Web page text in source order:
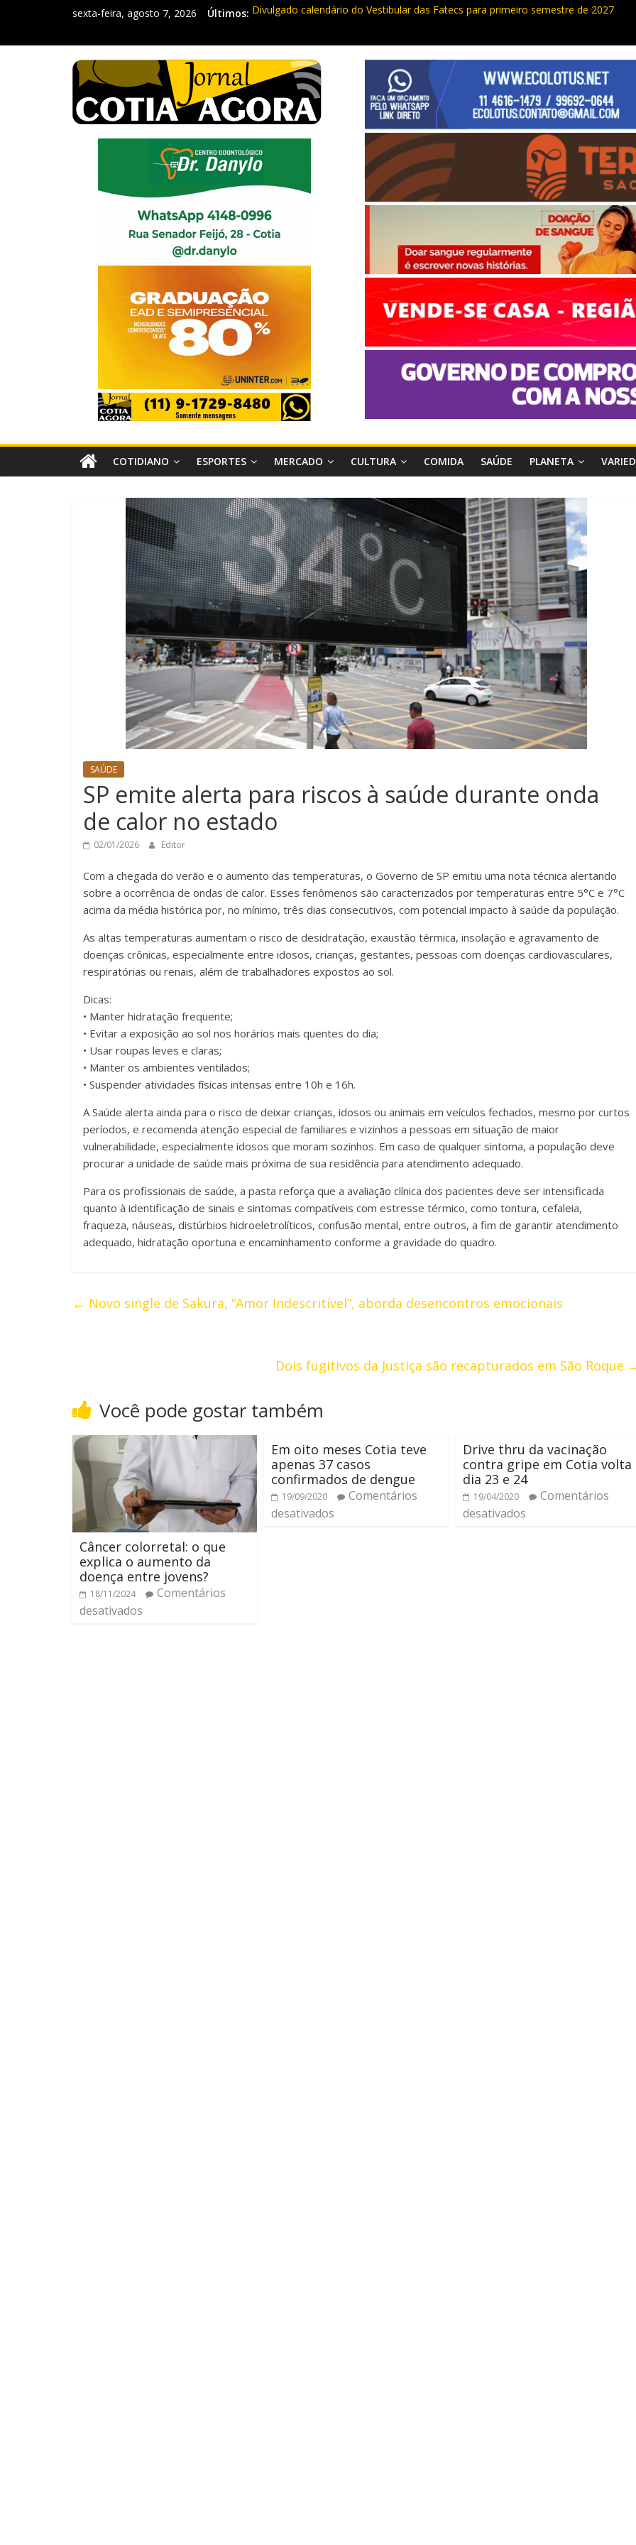
sexta-feira, agosto 7, 2026 Últimos: Divulgado calendário do Vestibular das Fatecs para primeiro semestre de 2027
Morador denuncia furto de cabos em postes na Estrada da Roselândia
Itapevi: Em duas ocorrências, PM recupera carga roubada, caminhão e liberta
Sebrae promove curso de compras públicas em Vargem Grande Paulista
COTIDIANO ESPORTES MERCADO CULTURA COMIDA SAÚDE PLANETA
SAÚDE
SP emite alerta para riscos à saúde durante onda
de calor no estado
02/01/2026 Editor
Com a chegada do verão e o aumento das temperaturas, o Governo de SP emitiu uma nota técnica alertando
sobre a ocorrência de ondas de calor. Esses fenômenos são caracterizados por temperaturas entre 5°C e 7°C
acima da média histórica por, no mínimo, três dias consecutivos, com potencial impacto à saúde da população.
As altas temperaturas aumentam o risco de desidratação, exaustão térmica, insolação e agravamento de
doenças crônicas, especialmente entre idosos, crianças, gestantes, pessoas com doenças cardiovasculares,
respiratórias ou renais, além de trabalhadores expostos ao sol.
Dicas:
• Manter hidratação frequente;
• Evitar a exposição ao sol nos horários mais quentes do dia;
• Usar roupas leves e claras;
• Manter os ambientes ventilados;
• Suspender atividades físicas intensas entre 10h e 16h.
A Saúde alerta ainda para o risco de deixar crianças, idosos ou animais em veículos fechados, mesmo por curtos
períodos, e recomenda atenção especial de familiares e vizinhos a pessoas em situação de maior
vulnerabilidade, especialmente idosos que moram sozinhos. Em caso de qualquer sintoma, a população deve
procurar a unidade de saúde mais próxima de sua residência para atendimento adequado.
Para os profissionais de saúde, a pasta reforça que a avaliação clínica dos pacientes deve ser intensificada
quanto à identificação de sinais e sintomas compatíveis com estresse térmico, como tontura, cefaleia,
fraqueza, náuseas, distúrbios hidroeletrolíticos, confusão mental, entre outros, a fim de garantir atendimento
adequado, hidratação oportuna e encaminhamento conforme a gravidade do quadro.
← Novo single de Sakura, “Amor Indescritível”, aborda desencontros emocionais
Dois fugitivos da Justiça são recapturados em São Roque
Você pode gostar também
Câncer colorretal: o que
explica o aumento da
doença entre jovens?
18/11/2024
Comentários
desativados
Em oito meses Cotia teve
apenas 37 casos
confirmados de dengue
19/09/2020
Comentários
desativados
Drive thru da vacinação
contra gripe em Cotia volta
dia 23 e 24
19/04/2020
Comentários
desativados